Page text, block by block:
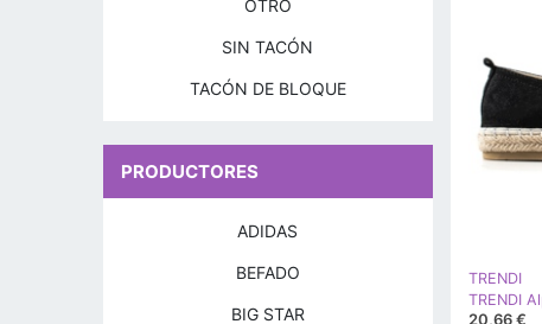
TRENDI
20,66 €
OTRO
SIN TACÓN
TACÓN DE BLOQUE
PRODUCTORES
ADIDAS
BEFADO
BIG STAR